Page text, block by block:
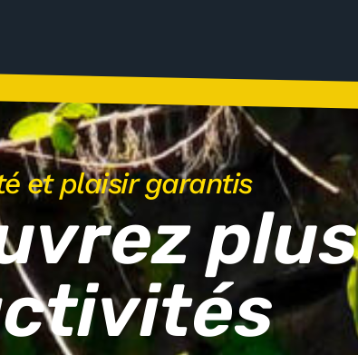
et plaisir garantis
plus